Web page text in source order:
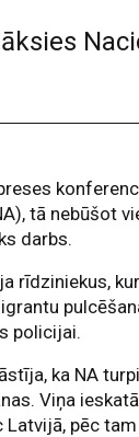
tā nebūšot
darbs.
rīdziniekus,
policijai.
ka NA
Viņa
Latvijā, pēc